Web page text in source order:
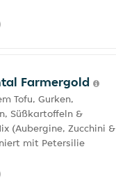
Farmergold
Tofu, Gurken,
Süßkartoffeln &
(Aubergine, Zucchini &
mit Petersilie